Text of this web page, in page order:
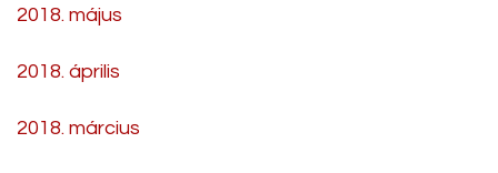
2018. május
2018. április
2018. március